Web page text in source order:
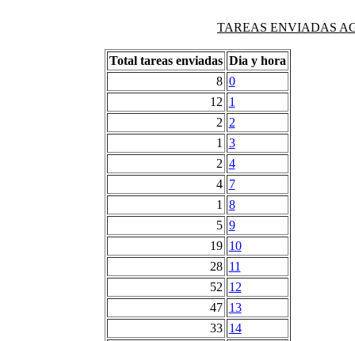
TAREAS ENVIADAS
Total tareas enviadas Dia y hora
8 0
12 1
2 2
1
3
2 4
4 7
1
8
5 9
19 10
28 11
52 12
47 13
33 14